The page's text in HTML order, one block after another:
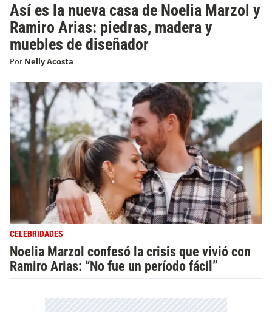
Así es la nueva casa de Noelia Marzol y
Ramiro Arias: piedras, madera y
muebles de diseñador
Por Nelly Acosta
CELEBRIDADES
Noelia Marzol confesó la crisis que vivió con
Ramiro Arias: “No fue un período fácil”